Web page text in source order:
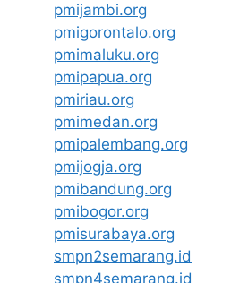
pmijambi.org
pmigorontalo.org
pmimaluku.org
pmipapua.org
pmiriau.org
pmimedan.org
pmipalembang.org
pmijogja.org
pmibandung.org
pmibogor.org
pmisurabaya.org
smpn2semarang.id
smpn4semarang.id